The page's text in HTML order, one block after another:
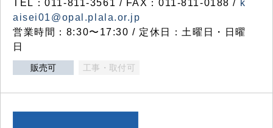
TEL：011-811-3561 / FAX：011-811-0188 / k
aisei01@opal.plala.or.jp
営業時間：8:30〜17:30 / 定休日：土曜日・日曜
日
販売可 工事・取付可